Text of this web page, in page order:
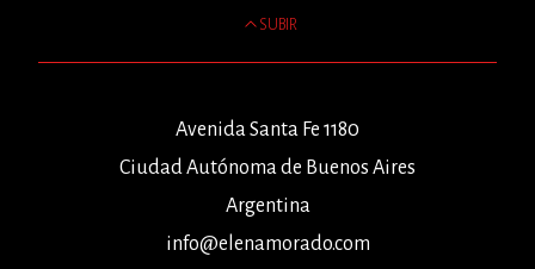
SUBIR
Avenida Santa Fe 1180
Ciudad Autónoma de Buenos Aires
Argentina
info@elenamorado.com